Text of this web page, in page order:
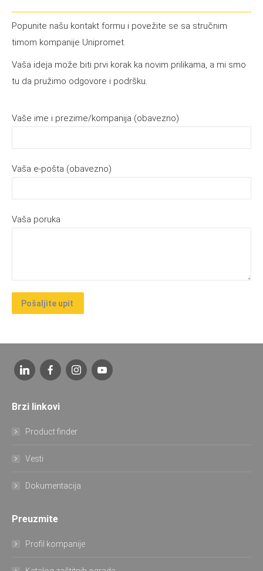
Popunite našu kontakt formu i povežite se sa stručnim
timom kompanije Unipromet.
Vaša ideja može biti prvi korak ka novim prilikama, a mi smo
tu da pružimo odgovore i podršku.
Vaše ime i prezime/kompanija (obavezno)
Vaša e-pošta (obavezno)
Vaša poruka
Brzi linkovi
Product finder
Vesti
Dokumentacija
Preuzmite
Profil kompanije